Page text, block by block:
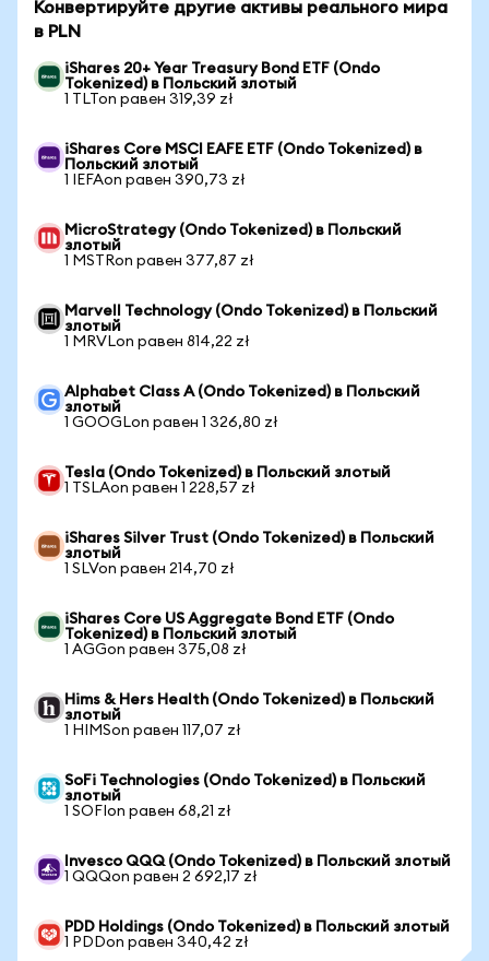
Конвертируйте другие активы реального мира
в PLN
iShares 20+ Year Treasury Bond ETF (Ondo
Tokenized) в Польский злотый
1 TLTon равен 319,39 zł
iShares Core MSCI EAFE ETF (Ondo Tokenized) в
Польский злотый
1 IEFAon равен 390,73 zł
MicroStrategy (Ondo Tokenized) в Польский
злотый
1 MSTRon равен 377,87 zł
Marvell Technology (Ondo Tokenized) в Польский
злотый
1 MRVLon равен 814,22 zł
Alphabet Class A (Ondo Tokenized) в Польский
злотый
1 GOOGLon равен 1 326,80 zł
Tesla (Ondo Tokenized) в Польский злотый
1 TSLAon равен 1 228,57 zł
iShares Silver Trust (Ondo Tokenized) в Польский
злотый
1 SLVon равен 214,70 zł
iShares Core US Aggregate Bond ETF (Ondo
Tokenized) в Польский злотый
1 AGGon равен 375,08 zł
Hims & Hers Health (Ondo Tokenized) в Польский
злотый
1 HIMSon равен 117,07 zł
SoFi Technologies (Ondo Tokenized) в Польский
злотый
1 SOFIon равен 68,21 zł
Invesco QQQ (Ondo Tokenized) в Польский злотый
1 QQQon равен 2 692,17 zł
PDD Holdings (Ondo Tokenized) в Польский злотый
1 PDDon равен 340,42 zł